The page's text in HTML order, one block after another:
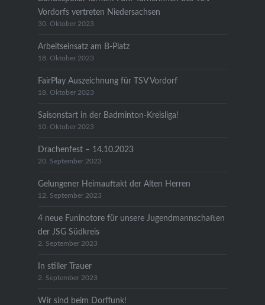
Vordorfs vertreten Niedersachsen
30. Oktober 2023
Arbeitseinsatz am B-Platz
18. Oktober 2023
FairPlay Auszeichnung für TSV Vordorf
18. Oktober 2023
Saisonstart in der Badminton-Kreisliga!
10. Oktober 2023
Drachenfest – 14.10.2023
20. September 2023
Gelungener Heimauftakt der Alten Herren
12. September 2023
4 neue Funinotore für unsere Jugendmannschaften
der JSG Südkreis
2. September 2023
In stiller Trauer
2. September 2023
Wir sind beim Dorffunk!